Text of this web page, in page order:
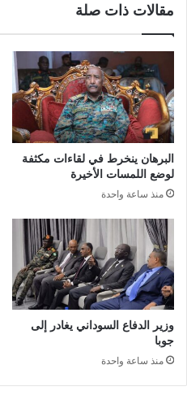
مقالات ذات صلة
البرهان ينخرط في لقاءات مكثفة
لوضع اللمسات الأخيرة
منذ ساعة واحدة
وزير الدفاع السوداني يغادر إلى
جوبا
منذ ساعة واحدة